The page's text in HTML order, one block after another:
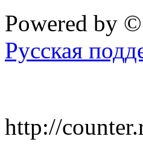
Powered by ©
Русская
http://